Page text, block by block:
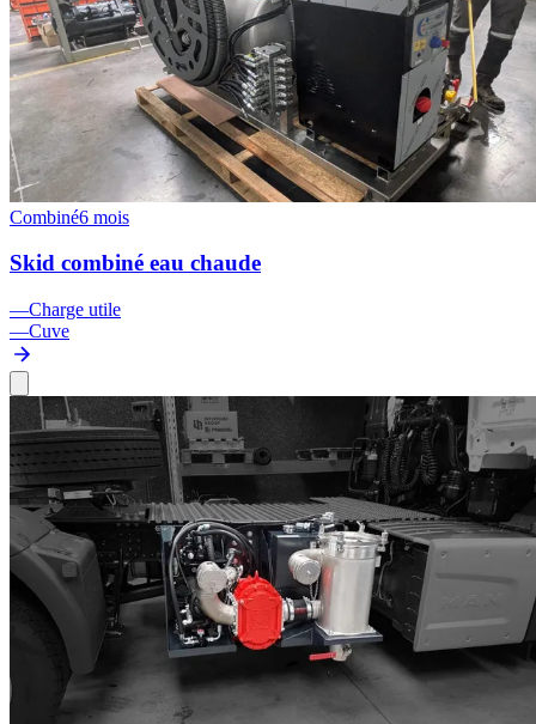
Combiné6 mois
Skid combiné eau chaude
—Charge utile
—Cuve